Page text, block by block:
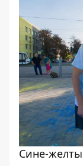
Сине-